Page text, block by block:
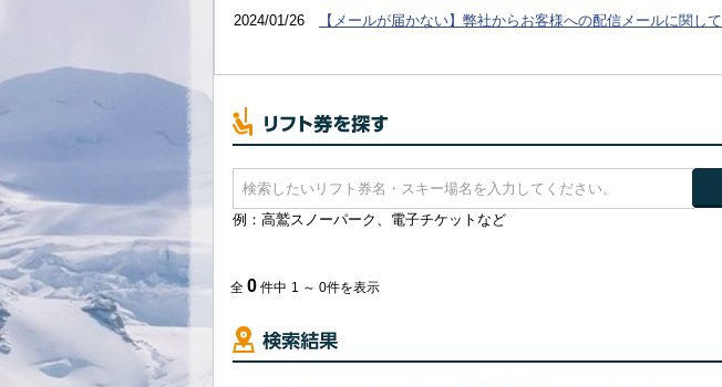
2024/01/26
【メールが届かない】弊社からお客様への配信メールに関して
例：高鷲スノーパーク、電子チケットなど
全 0 件中 1 ～ 0件を表示